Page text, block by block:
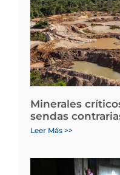
Minerales
sendas
Leer Más >>